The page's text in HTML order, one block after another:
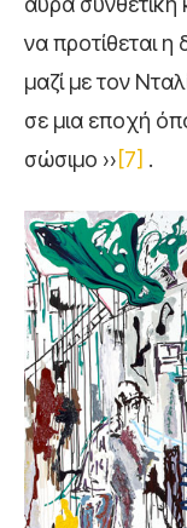
να προτίθεται
μαζί με τον
σε μια εποχή
σώσιμο ››[7] .